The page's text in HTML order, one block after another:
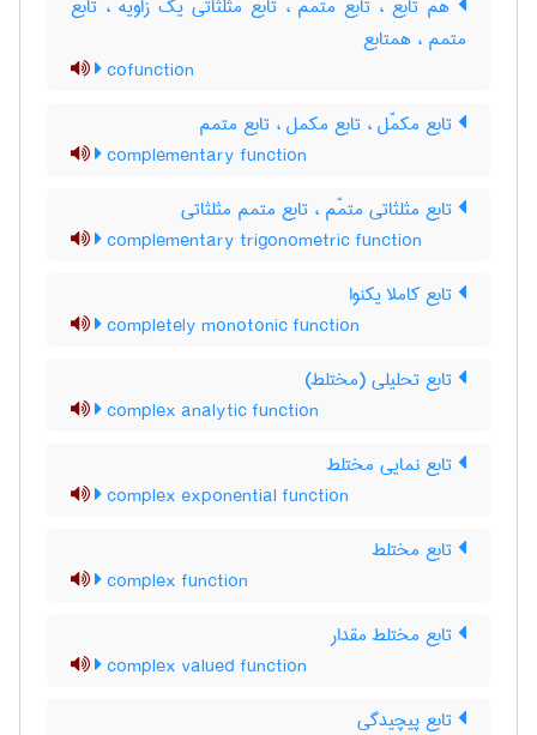
هم تابع ، تابع متمّم ، تابع مثلثاتی یک زاویه ، تابع
متمم ، همتابع
cofunction
تابع مکمّل ، تابع مکمل ، تابع متمم
complementary function
تابع مثلثاتی متمّم ، تابع متمم مثلثاتی
complementary trigonometric function
تابع کاملا یکنوا
completely monotonic function
تابع تحلیلی (مختلط)
complex analytic function
تابع نمایی مختلط
complex exponential function
تابع مختلط
complex function
تابع مختلط مقدار
complex valued function
تابع پیچیدگی